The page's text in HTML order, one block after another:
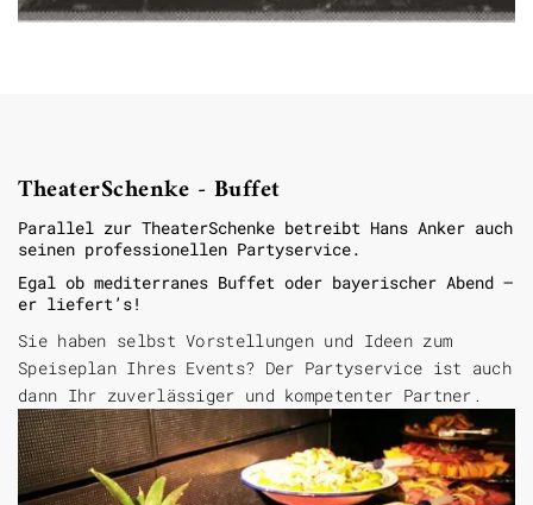
TheaterSchenke - Buffet
Parallel zur TheaterSchenke betreibt Hans Anker auch
seinen professionellen Partyservice.
Egal ob mediterranes Buffet oder bayerischer Abend –
er liefert’s!
Sie haben selbst Vorstellungen und Ideen zum
Speiseplan Ihres Events? Der Partyservice ist auch
dann Ihr zuverlässiger und kompetenter Partner.